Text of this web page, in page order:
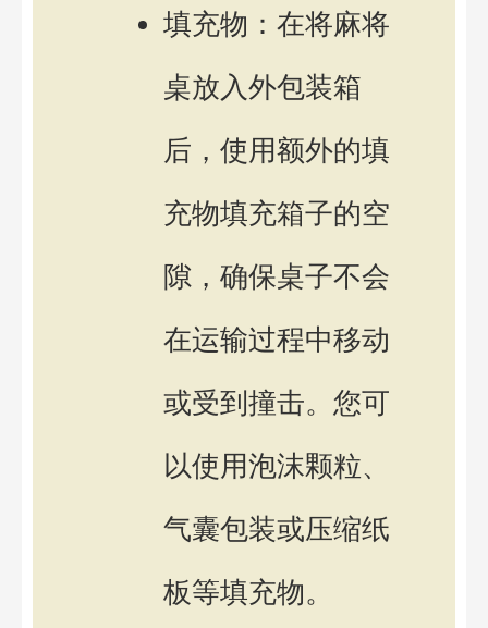
填充物：在将麻将
桌放入外包装箱
后，使用额外的填
充物填充箱子的空
隙，确保桌子不会
在运输过程中移动
或受到撞击。您可
以使用泡沫颗粒、
气囊包装或压缩纸
板等填充物。